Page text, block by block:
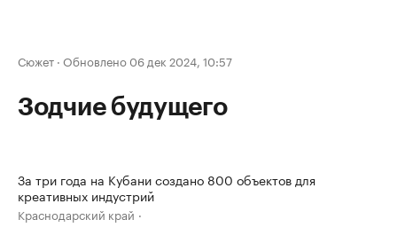
Сюжет · Обновлено 06 дек 2024, 10:57
Зодчие будущего
За три года на Кубани создано 800 объектов для
креативных индустрий
Краснодарский край